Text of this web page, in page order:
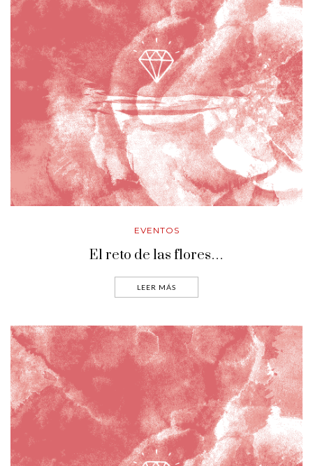
EVENTOS
El reto de las flores…
LEER MÁS